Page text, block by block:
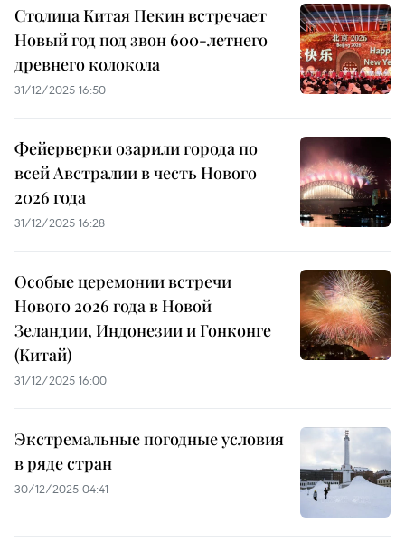
Столица Китая Пекин встречает
Новый год под звон 600-летнего
древнего колокола
31/12/2025 16:50
Фейерверки озарили города по
всей Австралии в честь Нового
2026 года
31/12/2025 16:28
Особые церемонии встречи
Нового 2026 года в Новой
Зеландии, Индонезии и Гонконге
(Китай)
31/12/2025 16:00
Экстремальные погодные условия
в ряде стран
30/12/2025 04:41